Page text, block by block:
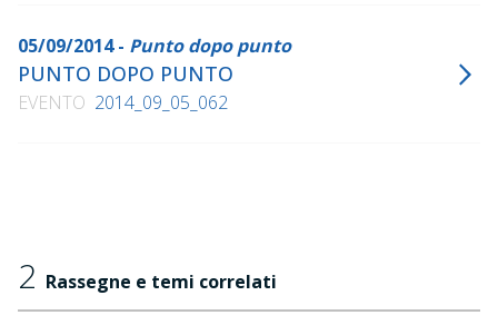
05/09/2014 - Punto dopo punto
PUNTO DOPO PUNTO
EVENTO 2014_09_05_062
2 Rassegne e temi correlati